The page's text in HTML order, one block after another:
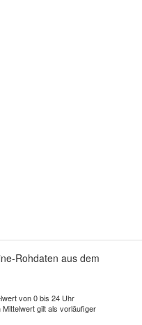
Rohdaten aus dem
von 0 bis 24 Uhr
gilt als vorläufiger